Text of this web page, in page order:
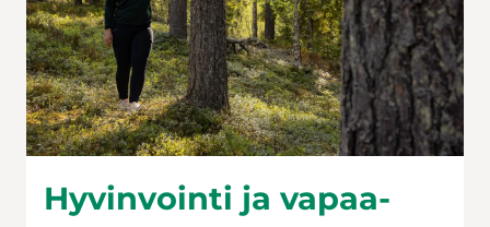
Hyvinvointi ja vapaa-